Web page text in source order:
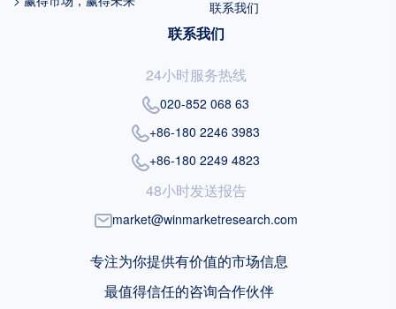
联系我们
联系我们
24小时服务热线
020-852 068 63
+86-180 2246 3983
+86-180 2249 4823
48小时发送报告
market@winmarketresearch.com
专注为你提供有价值的市场信息
最值得信任的咨询合作伙伴